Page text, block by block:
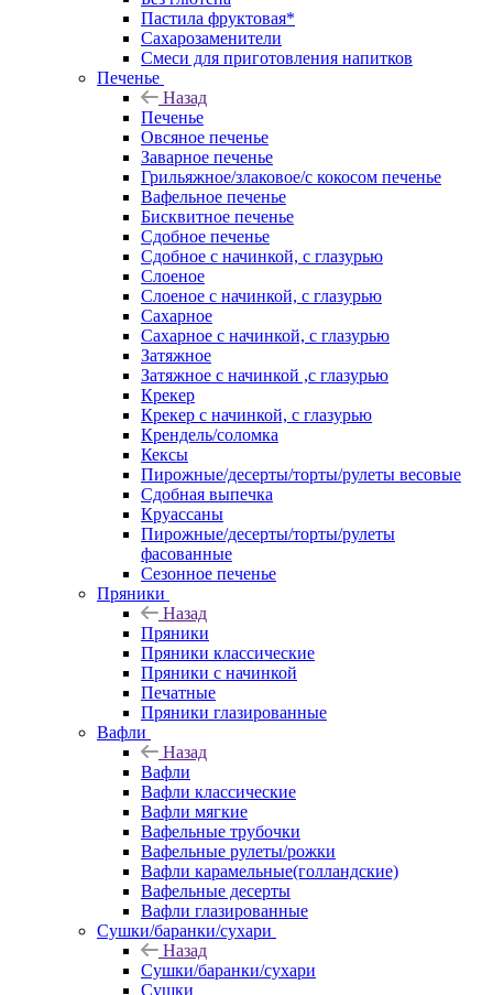
Пастила фруктовая*
Сахарозаменители
Смеси для приготовления напитков
Печенье
Назад
Печенье
Овсяное печенье
Заварное печенье
Грильяжное/злаковое/с кокосом печенье
Вафельное печенье
Бисквитное печенье
Сдобное печенье
Сдобное с начинкой, с глазурью
Слоеное
Слоеное с начинкой, с глазурью
Сахарное
Сахарное с начинкой, с глазурью
Затяжное
Затяжное с начинкой ,с глазурью
Крекер
Крекер с начинкой, с глазурью
Крендель/соломка
Кексы
Пирожные/десерты/торты/рулеты весовые
Сдобная выпечка
Круассаны
Пирожные/десерты/торты/рулеты
фасованные
Сезонное печенье
Пряники
Назад
Пряники
Пряники классические
Пряники с начинкой
Печатные
Пряники глазированные
Вафли
Назад
Вафли
Вафли классические
Вафли мягкие
Вафельные трубочки
Вафельные рулеты/рожки
Вафли карамельные(голландские)
Вафельные десерты
Вафли глазированные
Сушки/баранки/сухари
Назад
Сушки/баранки/сухари
Сушки